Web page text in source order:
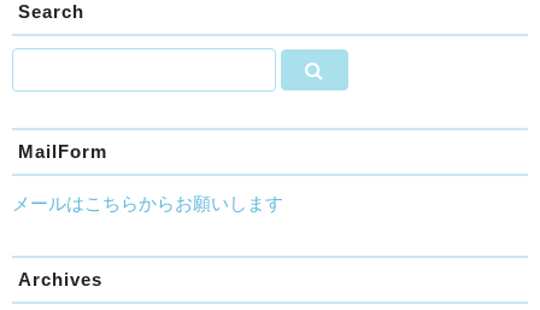
Search
MailForm
メールはこちらからお願いします
Archives